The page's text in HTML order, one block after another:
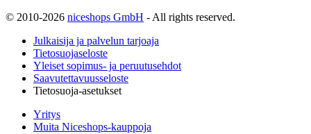
© 2010-2026 niceshops GmbH - All rights reserved.
Julkaisija ja palvelun tarjoaja
Tietosuojaseloste
Yleiset sopimus- ja peruutusehdot
Saavutettavuusseloste
Tietosuoja-asetukset
Yritys
Muita Niceshops-kauppoja